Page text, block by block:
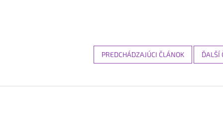
PREDCHÁDZAJÚCI ČLÁNOK ĎALŠÍ